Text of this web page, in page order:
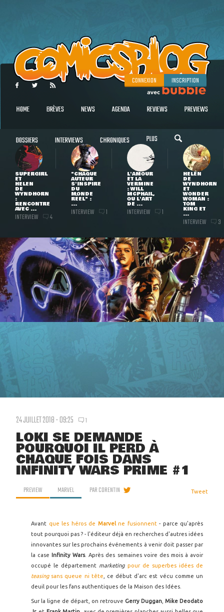
CONNEXION INSCRIPTION
HOME BRÈVES NEWS AGENDA REVIEWS PREVIEWS
DOSSIERS INTERVIEWS CHRONIQUES PLUS
SUPERGIRL
ET
HELEN
DE
WYNDHORN
:
RENCONTRE
AVEC ...
INTERVIEW 4
"CHAQUE
AUTEUR
S'INSPIRE
DU
MONDE
RÉEL" :
...
INTERVIEW 1
L'AMOUR
ET LA
VERMINE
: WILL
MCPHAIL,
OU L'ART
DE ...
INTERVIEW 1
HELEN
DE
WYNDHORN
ET
WONDER
WOMAN :
TOM
KING ET
...
INTERVIEW 3
24 JUILLET 2018 - 09:25 1
LOKI SE DEMANDE
POURQUOI IL PERD À
CHAQUE FOIS DANS
INFINITY WARS PRIME #1
PREVIEW MARVEL PARCORENTIN Tweet
Avant que les héros de Marvelne fusionnent- parce qu'après
tout pourquoi pas ? - l'éditeur déjà en recherches d'autres idées
innovantes sur les prochains événements à venir doit passer par
la case Infinity Wars. Après des semaines voire des mois à avoir
occupé le département marketing pour de superbes idées de
teasingsans queue ni tête , ce début d'arc est vécu comme un
deuil pour les fans authentiques de la Maison des Idées.
Sur la ligne de départ, on retrouve Gerry Duggan Mike Deodato